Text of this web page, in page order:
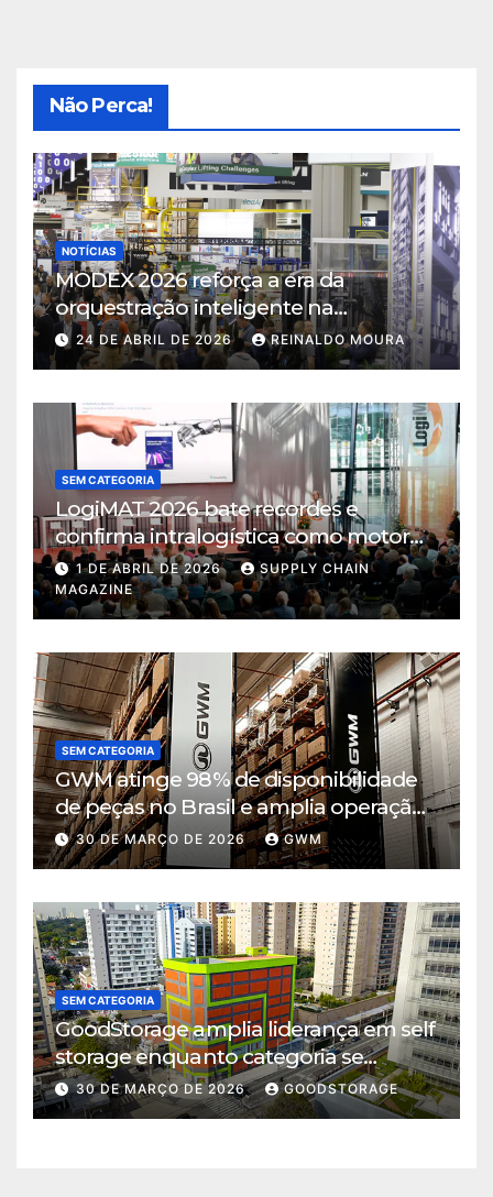
Não Perca!
NOTÍCIAS
MODEX 2026 reforça a era da
orquestração inteligente na
intralogística
24 DE ABRIL DE 2026 REINALDO MOURA
SEM CATEGORIA
LogiMAT 2026 bate recordes e
confirma intralogística como motor
de decisão em tempos de incerteza
1 DE ABRIL DE 2026
SUPPLY CHAIN
MAGAZINE
SEM CATEGORIA
GWM atinge 98% de disponibilidade
de peças no Brasil e amplia operação
logística em Cajamar
30 DE MARÇO DE 2026 GWM
SEM CATEGORIA
GoodStorage amplia liderança em self
storage enquanto categoria se
consolida em São Paulo
30 DE MARÇO DE 2026 GOODSTORAGE